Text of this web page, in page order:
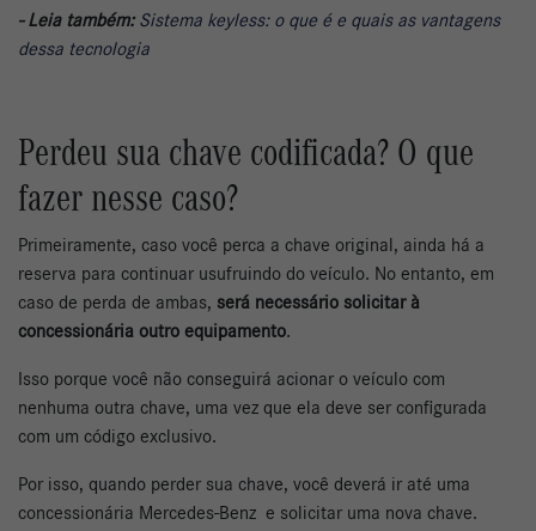
- Leia também: Sistema keyless: o que é e quais as vantagens
dessa tecnologia
Perdeu sua chave codificada? O que
fazer nesse caso?
Primeiramente, caso você perca a chave original, ainda há a
reserva para continuar usufruindo do veículo. No entanto, em
caso de perda de ambas, será necessário solicitar à
concessionária outro equipamento.
Isso porque você não conseguirá acionar o veículo com
nenhuma outra chave, uma vez que ela deve ser configurada
com um código exclusivo.
Por isso, quando perder sua chave, você deverá ir até uma
concessionária Mercedes-Benz e solicitar uma nova chave.